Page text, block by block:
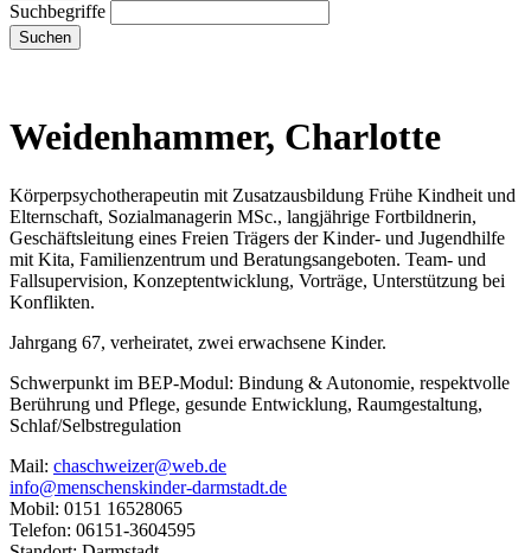
Suchbegriffe
Suchen
Weidenhammer, Charlotte
Körperpsychotherapeutin mit Zusatzausbildung Frühe Kindheit und
Elternschaft, Sozialmanagerin MSc., langjährige Fortbildnerin,
Geschäftsleitung eines Freien Trägers der Kinder- und Jugendhilfe
mit Kita, Familienzentrum und Beratungsangeboten. Team- und
Fallsupervision, Konzeptentwicklung, Vorträge, Unterstützung bei
Konflikten.
Jahrgang 67, verheiratet, zwei erwachsene Kinder.
Schwerpunkt im BEP-Modul: Bindung & Autonomie, respektvolle
Berührung und Pflege, gesunde Entwicklung, Raumgestaltung,
Schlaf/Selbstregulation
Mail: chaschweizer@web.de
info@menschenskinder-darmstadt.de
Mobil: 0151 16528065
Telefon: 06151-3604595